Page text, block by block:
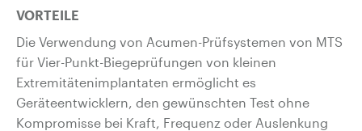
VORTEILE
Die Verwendung von Acumen-Prüfsystemen von MTS
für Vier-Punkt-Biegeprüfungen von kleinen
Extremitätenimplantaten ermöglicht es
Geräteentwicklern, den gewünschten Test ohne
Kompromisse bei Kraft, Frequenz oder Auslenkung